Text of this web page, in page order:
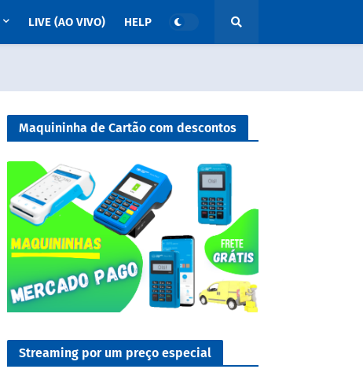
LIVE (AO VIVO) HELP
Maquininha de Cartão com descontos
Streaming por um preço especial